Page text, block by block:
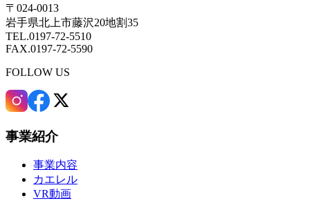
〒024-0013
岩手県北上市藤沢20地割35
TEL.0197-72-5510
FAX.0197-72-5590
FOLLOW US
事業紹介
事業内容
カエレル
VR動画